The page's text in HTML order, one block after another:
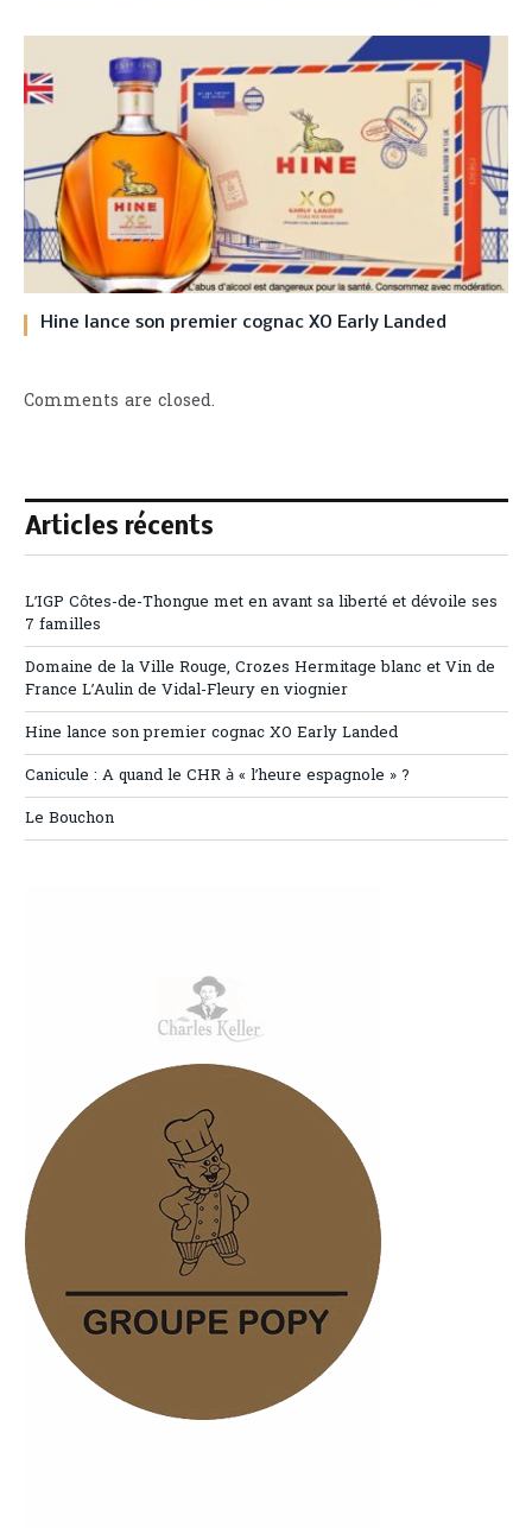
Hine lance son premier cognac XO Early Landed
Comments are closed.
Articles récents
L’IGP Côtes-de-Thongue met en avant sa liberté et dévoile ses
7 familles
Domaine de la Ville Rouge, Crozes Hermitage blanc et Vin de
France L’Aulin de Vidal-Fleury en viognier
Hine lance son premier cognac XO Early Landed
Canicule : A quand le CHR à « l’heure espagnole » ?
Le Bouchon